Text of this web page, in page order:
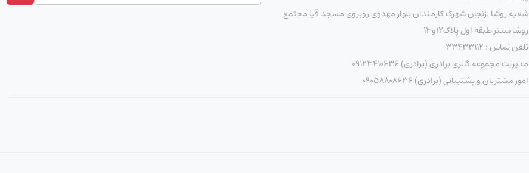
شعبه روشا :زنجان شهرک کارمندان بلوار مهدوی روبروی مسجد قبا مجتمع
روشا سنتر طبقه اول پلاک۱۲و۱۳
تلفن تماس : ۳۳۴۳۳۱۱۲
مدیریت مجموعه گالری برادری (برادری) 09123410636
امور مشتریان و پشتیبانی (برادری) 09058808636